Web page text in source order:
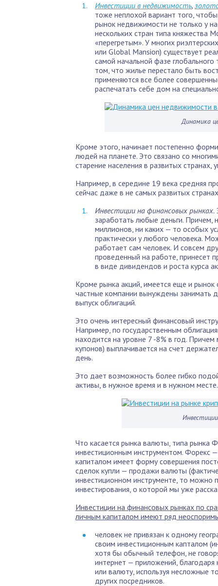
Инвестиции в недвижимость,
тоже неплохой вариант того,
рынок недвижимости не только у
нескольких стран типа княжества
«перегретым». У многих
или Global Mansion) существует
самой начальной фазе
том, что жилье перестало быть
применяются все более
распечатать себе дом на
Динамика
Кроме этого, начинает постепенно
людей на планете. Это связано со
старение населения в развитых
Например, в середине 19 века средняя
сейчас даже в не самых развитых
Инвестиции на финансовых рынках.
заработать любые деньги. Причем,
миллионов, ни каких — то особых
практически у любого человека.
работает сам человек. И совсем
проведенный на работе, принесет
в виде дивидендов и роста курса
Кроме рынка акций, имеется еще и рынок
частные компании вынуждены занимать
выпуск облигаций.
Это очень интересный финансовый
Например, по государственным
находится на уровне 7 -8% в год.
купонов) выплачивается на счет
день.
Это дает возможность более гибко
активы, в нужное время и в нужном месте.
Что касается рынка валюты, типа рынка
инвестиционным инструментом. Форекс
капиталом имеет форму совершения
сделок купли — продажи валюты
инвестиционном инструменте, то можно
инвестирования, о которой мы уже
Инвестиции на финансовых рынках по
личным капиталом имеют ряд
человек не привязан к одному
своим инвестиционным капталом
хотя бы обычный телефон, не
интернет — приложений,
или валюту, используя несложные
других посредников.